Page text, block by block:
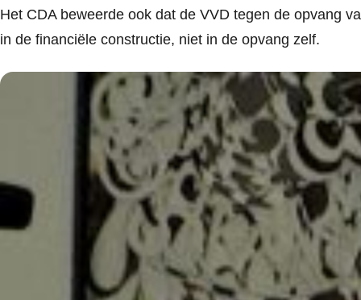
Het CDA beweerde ook dat de VVD tegen de opvang
in de financiële constructie, niet in de opvang zelf.